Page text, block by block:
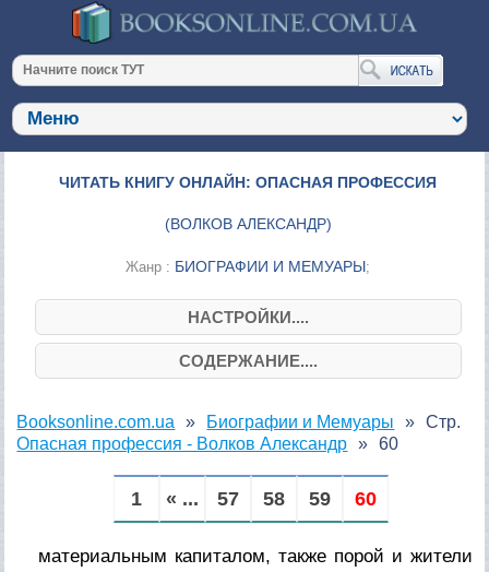
ЧИТАТЬ КНИГУ ОНЛАЙН: ОПАСНАЯ ПРОФЕССИЯ
(ВОЛКОВ АЛЕКСАНДР)
Жанр : БИОГРАФИИ И МЕМУАРЫ;
НАСТРОЙКИ....
СОДЕРЖАНИЕ....
Booksonline.com.ua
Биографии и Мемуары
Опасная профессия - Волков Александр
Стр.
60
1 « ... 57 58 59 60
материальным капиталом, также порой и жители